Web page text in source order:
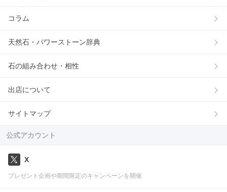
コラム
天然石・パワーストーン辞典
石の組み合わせ・相性
出店について
サイトマップ
公式アカウント
X
プレゼント企画や期間限定のキャンペーンを開催